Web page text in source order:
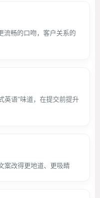
流畅的口吻，客户关系的
英语”味道，在提交前提升
案改得更地道、更吸睛